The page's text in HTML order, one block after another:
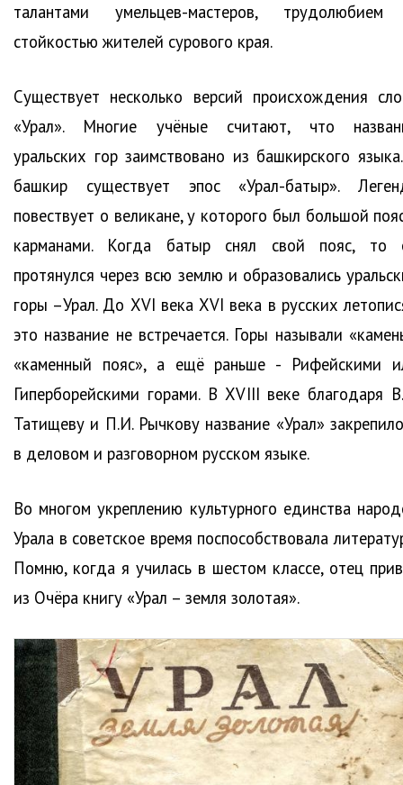
талантами умельцев-мастеров,
стойкостью жителей сурового края.
Существует несколько версий происхождения
«Урал». Многие учёные считают, что
уральских гор заимствовано из башкирского
башкир существует эпос «Урал-батыр».
повествует о великане, у которого был большой
карманами. Когда батыр снял свой пояс, то
протянулся через всю землю и образовались
горы –Урал. До XVI века XVI века в русских
это название не встречается. Горы называли
«каменный пояс», а ещё раньше - Рифейскими
Гиперборейскими горами. В XVIII веке благодаря
Татищеву и П.И. Рычкову название «Урал»
в деловом и разговорном русском языке.
Во многом укреплению культурного единства
Урала в советское время поспособствовала
Помню, когда я училась в шестом классе, отец
из Очёра книгу «Урал – земля золотая».